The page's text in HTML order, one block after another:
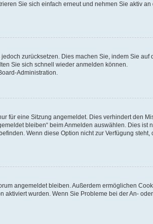
Sie sich einfach erneut und nehmen Sie aktiv an
zurücksetzen. Dies machen Sie, indem Sie auf
Sie sich schnell wieder anmelden können.
Administration.
für eine Sitzung angemeldet. Dies verhindert den
bleiben“ beim Anmelden auswählen. Dies ist
Wenn diese Option nicht zur Verfügung steht,
angemeldet bleiben. Außerdem ermöglichen
aktiviert wurden. Wenn Sie Probleme bei der An- oder